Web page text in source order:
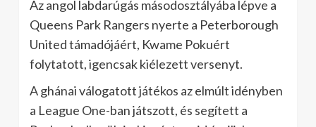
Az angol labdarúgás másodosztályába lépve a
Queens Park Rangers nyerte a Peterborough
United támadójáért, Kwame Pokuért
folytatott, igencsak kiélezett versenyt.
A ghánai válogatott játékos az elmúlt idényben
a League One-ban játszott, és segített a